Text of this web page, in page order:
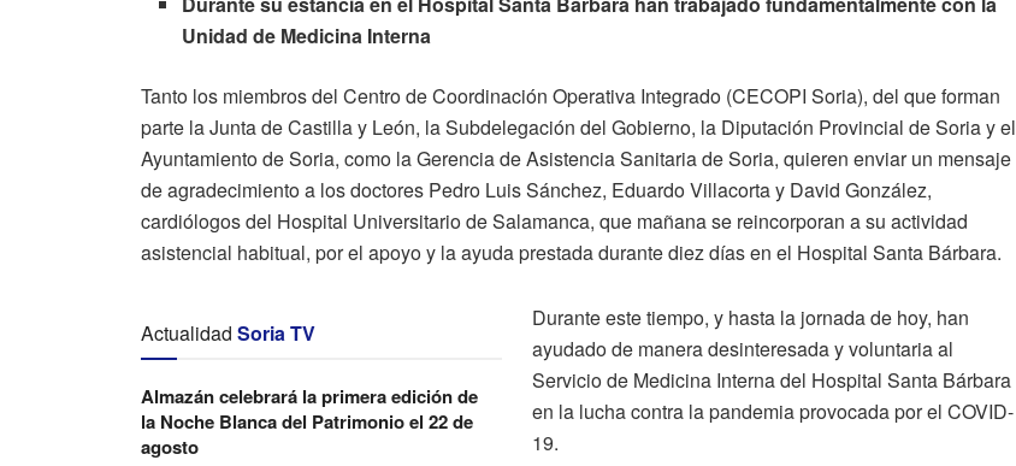
Unidad de Medicina Interna
Tanto los miembros del Centro de Coordinación Operativa Integrado (CECOPI Soria), del que forman
parte la Junta de Castilla y León, la Subdelegación del Gobierno, la Diputación Provincial de Soria y el
Ayuntamiento de Soria, como la Gerencia de Asistencia Sanitaria de Soria, quieren enviar un mensaje
de agradecimiento a los doctores Pedro Luis Sánchez, Eduardo Villacorta y David González,
cardiólogos del Hospital Universitario de Salamanca, que mañana se reincorporan a su actividad
asistencial habitual, por el apoyo y la ayuda prestada durante diez días en el Hospital Santa Bárbara.
Actualidad Soria TV
Almazán celebrará la primera edición de
la Noche Blanca del Patrimonio el 22 de
agosto
Durante este tiempo, y hasta la jornada de hoy, han
ayudado de manera desinteresada y voluntaria al
Servicio de Medicina Interna del Hospital Santa Bárbara
en la lucha contra la pandemia provocada por el COVID-
19.